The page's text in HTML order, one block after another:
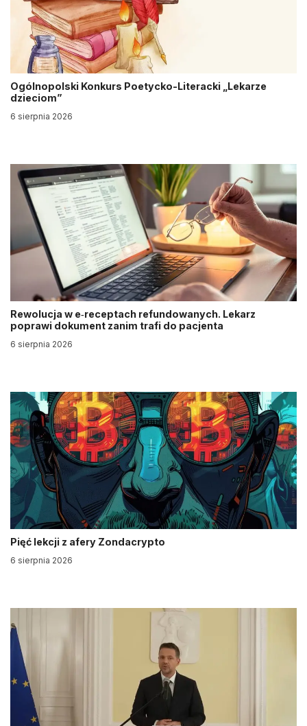
Ogólnopolski Konkurs Poetycko-Literacki „Lekarze
dzieciom”
6 sierpnia 2026
Rewolucja w e‑receptach refundowanych. Lekarz
poprawi dokument zanim trafi do pacjenta
6 sierpnia 2026
Pięć lekcji z afery Zondacrypto
6 sierpnia 2026